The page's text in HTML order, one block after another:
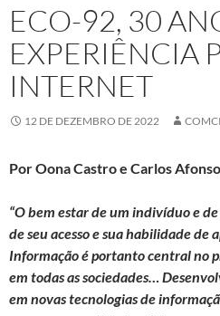
ECO-92, 30
EXPERIÊNCIA
INTERNET
12 DE DEZEMBRO DE 2022
Por Oona Castro e Carlos Afonso
“O bem estar de um indivíduo e
de seu acesso e sua habilidade de
Informação é portanto central no
em todas as sociedades…
em novas tecnologias de